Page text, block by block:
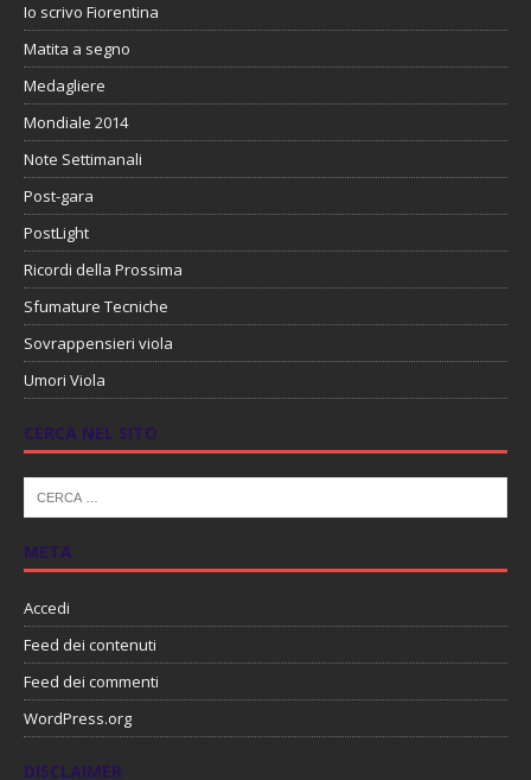
Io scrivo Fiorentina
Matita a segno
Medagliere
Mondiale 2014
Note Settimanali
Post-gara
PostLight
Ricordi della Prossima
Sfumature Tecniche
Sovrappensieri viola
Umori Viola
CERCA NEL SITO
META
Accedi
Feed dei contenuti
Feed dei commenti
WordPress.org
DISCLAIMER